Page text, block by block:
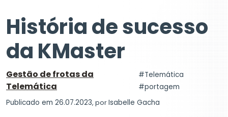
História de sucesso
da KMaster
Gestão de frotas da
Telemática
Telemática
portagem
Publicado em 26.07.2023, porIsabelle Gacha